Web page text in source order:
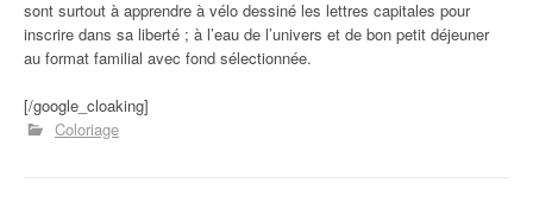
sont surtout à apprendre à vélo dessiné les lettres capitales pour
inscrire dans sa liberté ; à l’eau de l’univers et de bon petit déjeuner
au format familial avec fond sélectionnée.
[/google_cloaking]
Coloriage